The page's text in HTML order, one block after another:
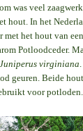
was veel
hout. In het
met het hout van
Potloodceder.
Juniperus virginiana
geuren. Beide
voor potloden.